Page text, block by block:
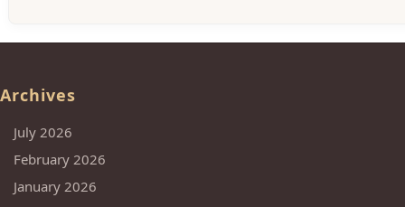
Archives
July 2026
February 2026
January 2026